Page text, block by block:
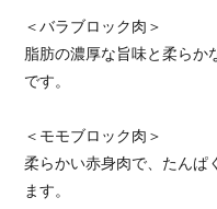
＜バラブロック肉＞
脂肪の濃厚な旨味と柔らか
です。
＜モモブロック肉＞
柔らかい赤身肉で、たんぱ
ます。